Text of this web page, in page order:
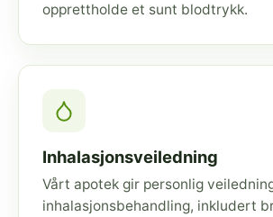
opprettholde et sunt blodtrykk.
Inhalasjonsveiledning
Vårt apotek gir personlig
inhalasjonsbehandling, inkludert